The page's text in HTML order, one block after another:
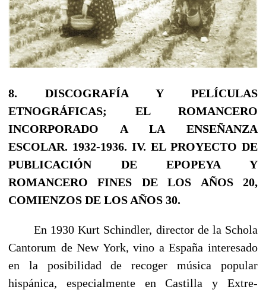
8. DISCOGRAFÍA Y PELÍCULAS
ETNOGRÁFICAS; EL ROMANCERO
INCORPORADO A LA ENSEÑANZA
ESCOLAR. 1932-1936. IV. EL PROYECTO DE
PUBLICACIÓN DE EPOPEYA Y
ROMANCERO FINES DE LOS AÑOS 20,
COMIENZOS DE LOS AÑOS 30.
En 1930 Kurt Schindler, director de la Schola
Cantorum de New York, vino a España intere­sado
en la posibilidad de recoger música popular
hispánica, especialmente en Castilla y Extre­